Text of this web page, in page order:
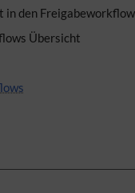
in den
Übersicht